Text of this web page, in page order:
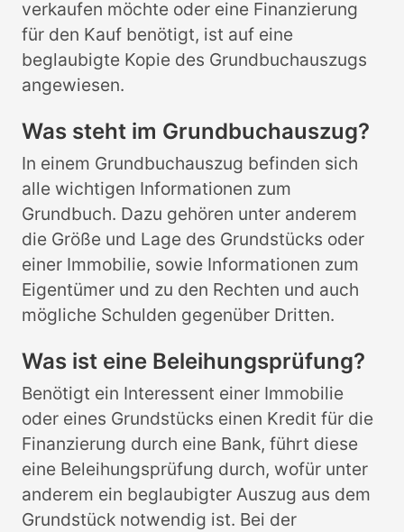
verkaufen möchte oder eine Finanzierung
für den Kauf benötigt, ist auf eine
beglaubigte Kopie des Grundbuchauszugs
angewiesen.
Was steht im Grundbuchauszug?
In einem Grundbuchauszug befinden sich
alle wichtigen Informationen zum
Grundbuch. Dazu gehören unter anderem
die Größe und Lage des Grundstücks oder
einer Immobilie, sowie Informationen zum
Eigentümer und zu den Rechten und auch
mögliche Schulden gegenüber Dritten.
Was ist eine Beleihungsprüfung?
Benötigt ein Interessent einer Immobilie
oder eines Grundstücks einen Kredit für die
Finanzierung durch eine Bank, führt diese
eine Beleihungsprüfung durch, wofür unter
anderem ein beglaubigter Auszug aus dem
Grundstück notwendig ist. Bei der